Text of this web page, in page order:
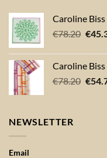
Caroline
€78.20
was:
€
Caroline
€78.20 €
NEWSLETTER
Email